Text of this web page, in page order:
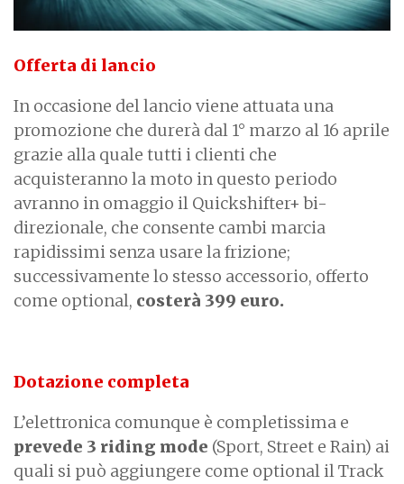
Offerta di lancio
In occasione del lancio viene attuata una
promozione che durerà dal 1° marzo al 16 aprile
grazie alla quale tutti i clienti che
acquisteranno la moto in questo periodo
avranno in omaggio il Quickshifter+ bi-
direzionale, che consente cambi marcia
rapidissimi senza usare la frizione;
successivamente lo stesso accessorio, offerto
come optional, costerà 399 euro.
Dotazione completa
L’elettronica comunque è completissima e
prevede 3 riding mode (Sport, Street e Rain) ai
quali si può aggiungere come optional il Track